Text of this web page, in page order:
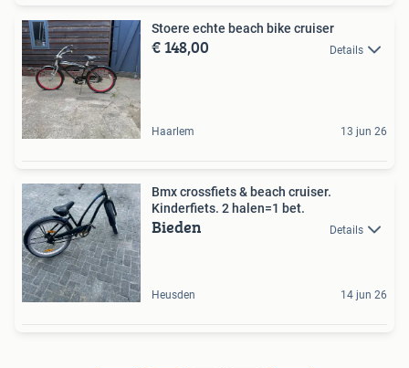
Stoere echte beach bike cruiser
€ 148,00 Details
Haarlem 13 jun 26
Bmx crossfiets & beach cruiser.
Kinderfiets. 2 halen=1 bet.
Bieden Details
Heusden 14 jun 26